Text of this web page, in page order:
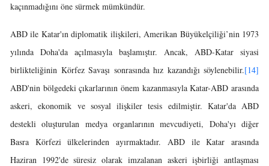
kaçınmadığını öne sürmek mümkündür.
ABD ile Katar'ın diplomatik ilişkileri, Amerikan Büyükelçiliği’nin 1973
yılında Doha'da açılmasıyla başlamıştır. Ancak, ABD-Katar siyasi
birlikteliğinin Körfez Savaşı sonrasında hız kazandığı söylenebilir.[14]
ABD'nin bölgedeki çıkarlarının önem kazanmasıyla Katar-ABD arasında
askeri, ekonomik ve sosyal ilişkiler tesis edilmiştir. Katar'da ABD
destekli oluşturulan medya organlarının mevcudiyeti, Doha'yı diğer
Basra Körfezi ülkelerinden ayırmaktadır. ABD ile Katar arasında
Haziran 1992'de süresiz olarak imzalanan askeri işbirliği antlaşması